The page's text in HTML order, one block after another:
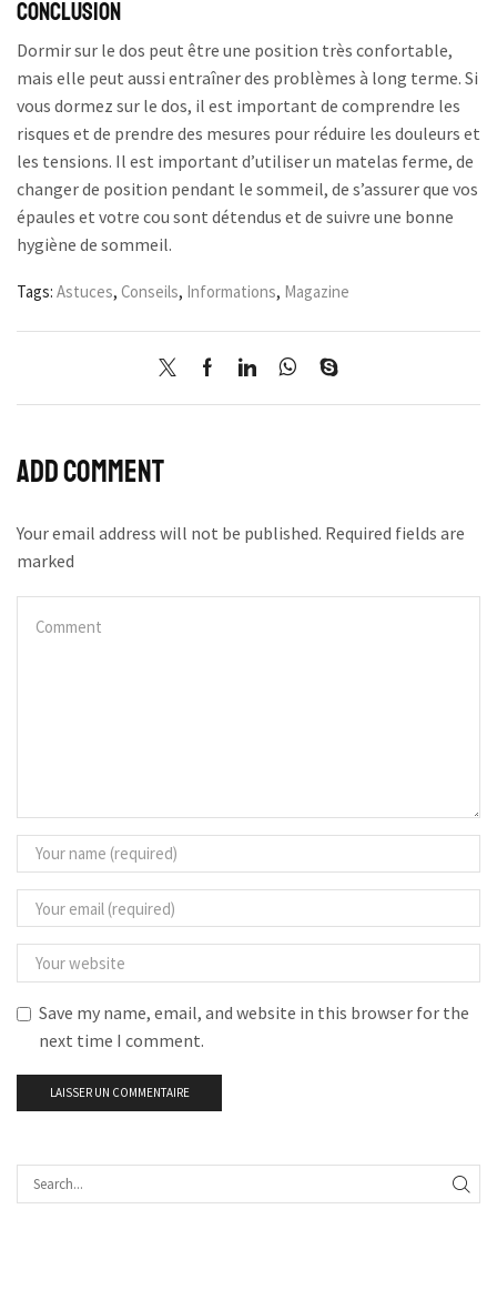
Conclusion
Dormir sur le dos peut être une position très confortable,
mais elle peut aussi entraîner des problèmes à long terme. Si
vous dormez sur le dos, il est important de comprendre les
risques et de prendre des mesures pour réduire les douleurs et
les tensions. Il est important d’utiliser un matelas ferme, de
changer de position pendant le sommeil, de s’assurer que vos
épaules et votre cou sont détendus et de suivre une bonne
hygiène de sommeil.
Tags: Astuces, Conseils, Informations, Magazine
Add comment
Your email address will not be published. Required fields are
marked
Save my name, email, and website in this browser for the
next time I comment.